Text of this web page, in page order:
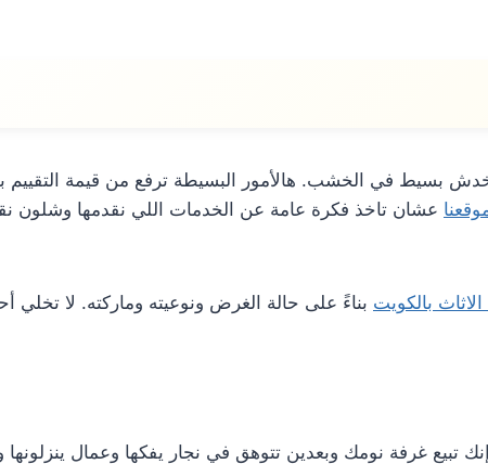
بسيط في الخشب. هالأمور البسيطة ترفع من قيمة التقييم
عشان تاخذ فكرة عامة عن الخدمات اللي نقدمها وشلون
بالكويت بناءً على حالة الغرض ونوعيته وماركته. لا تخلي
تبيع غرفة نومك وبعدين تتوهق في نجار يفكها وعمال ينزلونها